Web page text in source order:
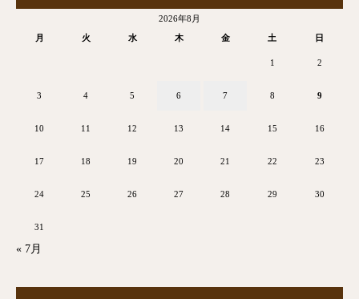
2026年8月
月
火 水 木 金 土 日
1 2
3 4 5 6 7 8 9
10 11 12 13 14 15 16
17 18 19 20 21 22 23
24 25 26 27 28 29 30
31
« 7月